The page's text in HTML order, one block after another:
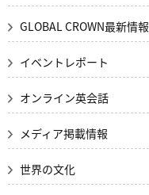
GLOBAL CROWN最新情報
イベントレポート
オンライン英会話
メディア掲載情報
世界の文化